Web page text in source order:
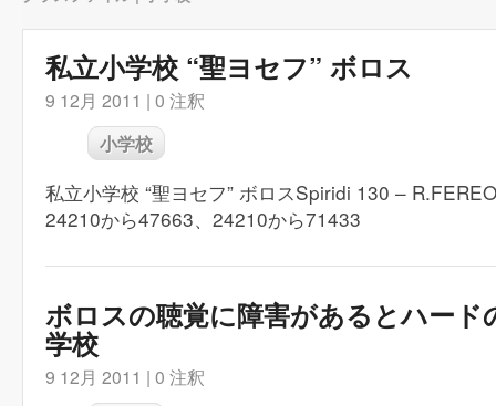
私立小学校 “聖ヨセフ” ボロス
9 12月 2011 | 0 注釈
小学校
私立小学校 “聖ヨセフ” ボロスSpiridi 130 –
24210から47663、24210から71433
ボロスの聴覚に障害があるとハード
学校
9 12月 2011 | 0 注釈